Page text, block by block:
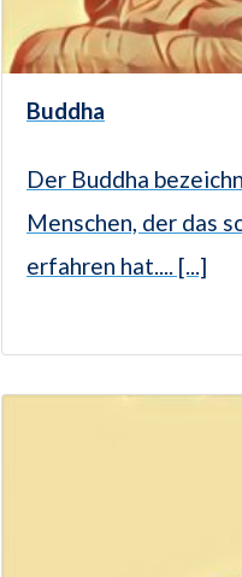
Buddha
Der Buddha
Menschen, der das
erfahren hat.... [...]